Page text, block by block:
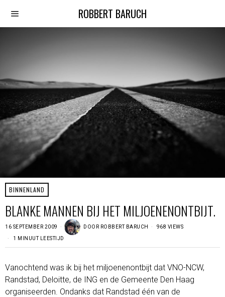
ROBBERT BARUCH
BINNENLAND
BLANKE MANNEN BIJ HET MILJOENENONTBIJT.
16 SEPTEMBER 2009 DOOR ROBBERT BARUCH 968 VIEWS
1 MINUUT LEESTIJD
Vanochtend was ik bij het miljoenenontbijt dat VNO-NCW,
Randstad, Deloitte, de ING en de Gemeente Den Haag
organiseerden. Ondanks dat Randstad één van de